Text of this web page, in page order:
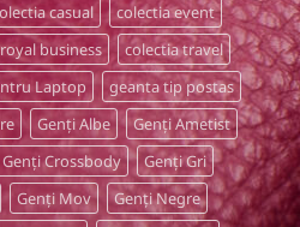
casual
colectia event
business
colectia travel
Laptop
geanta tip postas
Genți Albe
Genți Ametist
Genți Crossbody
Genți Gri
Genți Mov
Genți Negre